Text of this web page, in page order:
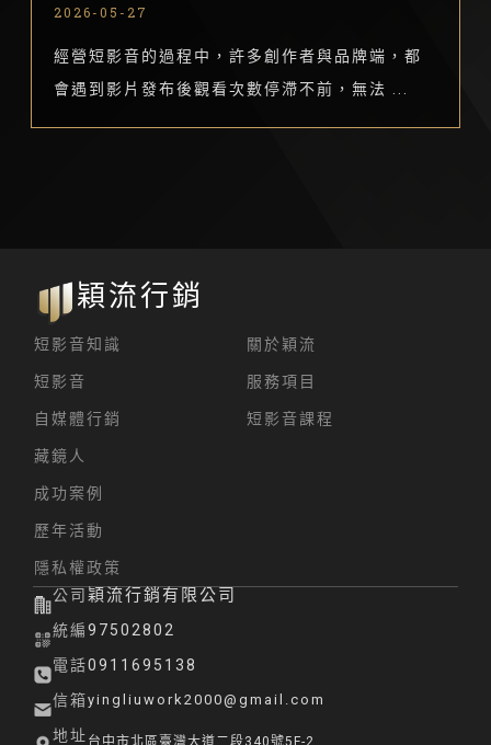
2026-05-27
經營短影音的過程中，許多創作者與品牌端，都
會遇到影片發布後觀看次數停滯不前，無法 ...
穎流行銷
短影音知識
短影音
自媒體行銷
藏鏡人
關於穎流
服務項目
短影音課程
成功案例
歷年活動
隱私權政策
公司 穎流行銷有限公司
統編97502802
電話0911695138
信箱yingliuwork2000@gmail.com
地址 台中市北區臺灣大道二段340號5F-2